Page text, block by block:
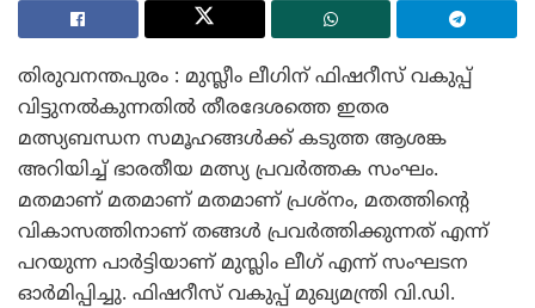
തിരുവനന്തപുരം : മുസ്ലീം ലീഗിന് ഫിഷറീസ് വകുപ്പ്
വിട്ടുനൽകുന്നതിൽ തീരദേശത്തെ ഇതര
മത്സ്യബന്ധന സമൂഹങ്ങൾക്ക് കടുത്ത ആശങ്ക
അറിയിച്ച് ഭാരതീയ മത്സ്യ പ്രവർത്തക സംഘം.
മതമാണ് മതമാണ് മതമാണ് പ്രശ്നം, മതത്തിന്റെ
വികാസത്തിനാണ് തങ്ങൾ പ്രവർത്തിക്കുന്നത് എന്ന്
പറയുന്ന പാർട്ടിയാണ് മുസ്ലിം ലീഗ് എന്ന് സംഘടന
ഓർമിപ്പിച്ചു. ഫിഷറീസ് വകുപ്പ് മുഖ്യമന്ത്രി വി.ഡി.